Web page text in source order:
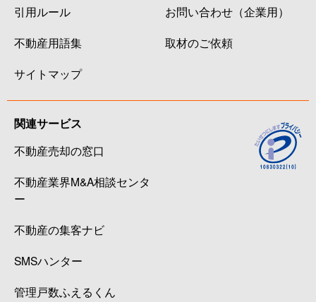
引用ルール
不動産用語集
サイトマップ
お問い合わせ（企業用）
取材のご依頼
関連サービス
不動産売却の窓口
不動産業界M&A相談センタ
ー
不動産の集客ナビ
SMSハンター
管理戸数ふえるくん